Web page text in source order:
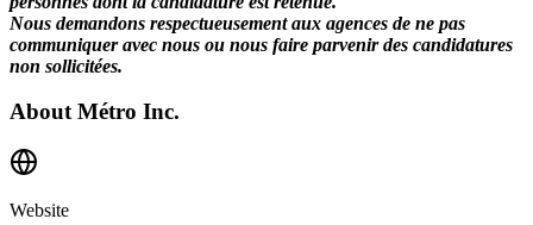
Nous demandons respectueusement aux agences de ne pas
communiquer avec nous ou nous faire parvenir des candidatures
non sollicitées.
About Métro Inc.
Website